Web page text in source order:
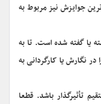
جوایز‌ش نیز مربوط به
یا گفته شده است. تا به
نگارش یا کارگردانی به
تأثیر‌گذار باشد. قطعا